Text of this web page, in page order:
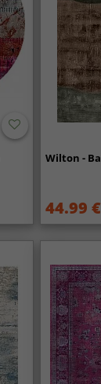
Wilton -
44.99 €